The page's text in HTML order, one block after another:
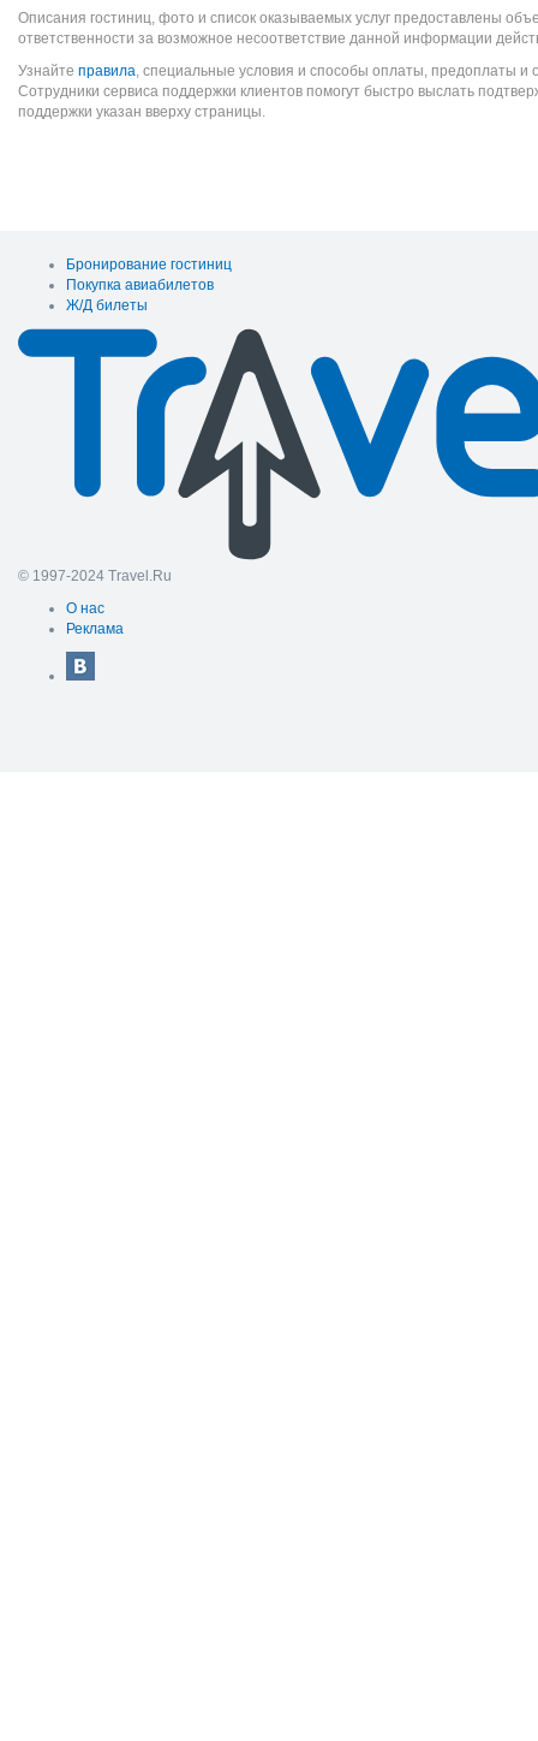
Описания гостиниц, фото и список оказываемых услуг предоставлены
ответственности за возможное несоответствие данной информации
Узнайте правила, специальные условия и способы оплаты, предоплаты и
Сотрудники сервиса поддержки клиентов помогут быстро выслать
поддержки указан вверху страницы.
Бронирование гостиниц
Покупка авиабилетов
Ж/Д билеты
© 1997-2024 Travel.Ru
О нас
Реклама